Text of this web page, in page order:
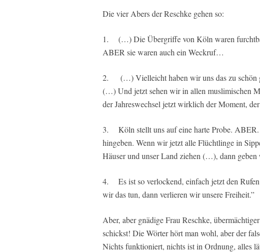
Die vier Abers der Reschke gehen so:
1. (…) Die Übergriffe von Köln waren
ABER sie waren auch ein Weckruf…
2. (…) Vielleicht haben wir uns das zu schön
(…) Und jetzt sehen wir in allen muslimischen
der Jahreswechsel jetzt wirklich der Moment,
3. Köln stellt uns auf eine harte Probe. ABER.
hingeben. Wenn wir jetzt alle Flüchtlinge in
Häuser und unser Land ziehen (…), dann
4. Es ist so verlockend, einfach jetzt den
wir das tun, dann verlieren wir unsere Freiheit.”
Aber, aber gnädige Frau Reschke,
schickst! Die Wörter hört man wohl, aber der
Nichts funktioniert, nichts ist in Ordnung, alles